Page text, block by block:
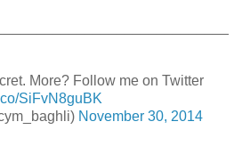
More? Follow me on Twitter
SiFvN8guBK
November 30, 2014